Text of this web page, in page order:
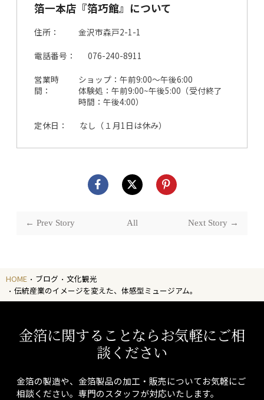
箔一本店『箔巧館』について
住所
金沢市森戸2-1-1
電話番号
076-240-8911
営業時
間
ショップ：午前9:00～午後6:00
体験処：午前9:00~午後5:00（受付終了
時間：午後4:00）
定休日
なし（１月1日は休み）
← Prev Story All Next Story →
HOME ブログ
文化観光
伝統産業のイメージを変えた、体感型ミュージアム。
金箔に関することならお気軽にご相
談ください
金箔の製造や、金箔製品の加工・販売についてお気軽にご
相談ください。専門のスタッフが対応いたします。